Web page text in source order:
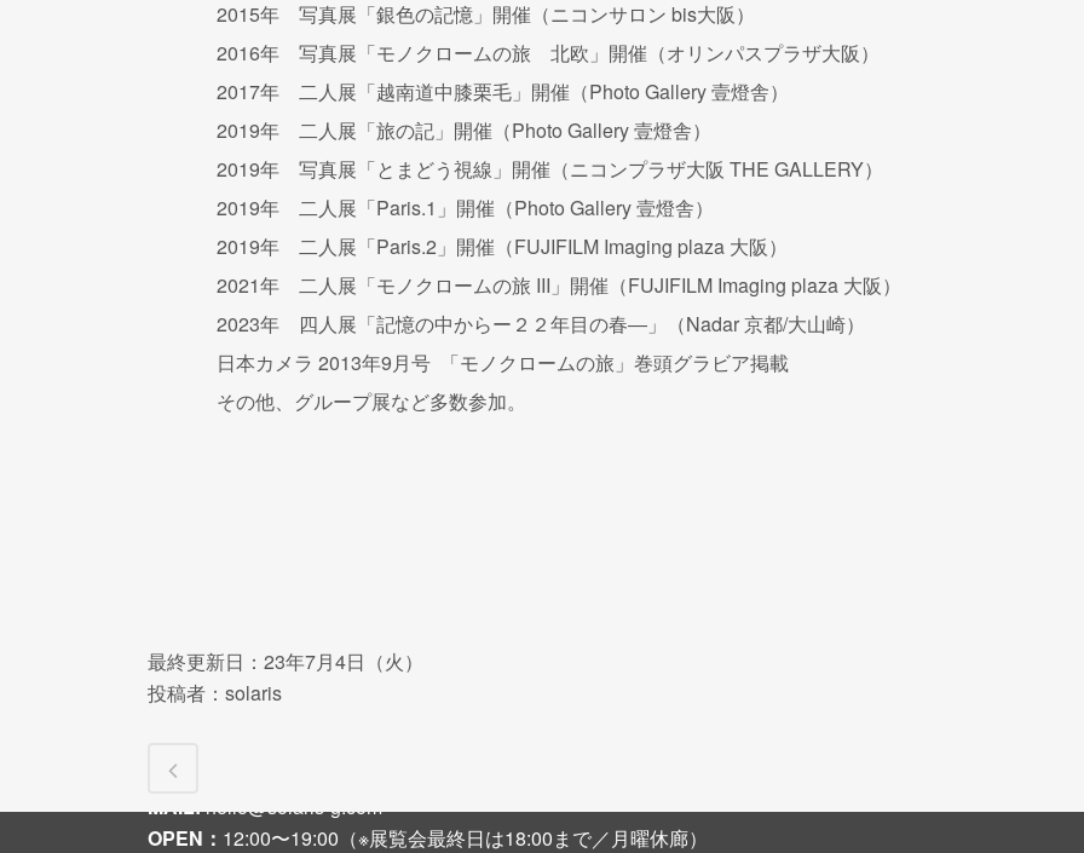
2015年 写真展「銀色の記憶」開催（ニコンサロン bis大阪）
2016年 写真展「モノクロームの旅 北欧」開催（オリンパスプラザ大阪）
2017年 二人展「越南道中膝栗毛」開催（Photo Gallery 壹燈舎）
2019年 二人展「旅の記」開催（Photo Gallery 壹燈舎）
2019年 写真展「とまどう視線」開催（ニコンプラザ大阪 THE GALLERY）
2019年 二人展「Paris.1」開催（Photo Gallery 壹燈舎）
2019年 二人展「Paris.2」開催（FUJIFILM Imaging plaza 大阪）
2021年 二人展「モノクロームの旅 III」開催（FUJIFILM Imaging plaza 大阪）
2023年 四人展「記憶の中からー２２年目の春―」（Nadar 京都/大山崎）
日本カメラ 2013年9月号 「モノクロームの旅」巻頭グラビア掲載
その他、グループ展など多数参加。
最終更新日：23年7月4日（火）
投稿者：solaris
TEL + FAX :
MAIL:hello@solaris-g.com
OPEN： 12:00〜19:00（※展覧会最終日は18:00まで／月曜休廊）